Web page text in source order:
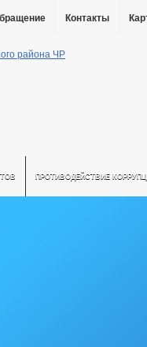
Контакты
ПРОТИВОДЕЙСТВИЕ